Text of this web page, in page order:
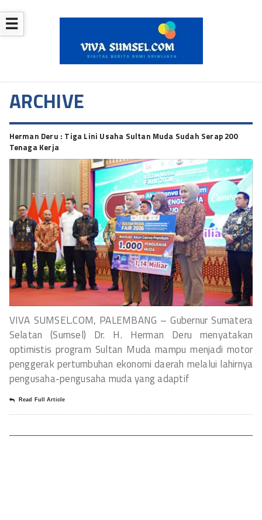
☰
ARCHIVE
Herman Deru : Tiga Lini Usaha Sultan Muda Sudah Serap 200
Tenaga Kerja
VIVA SUMSEL.COM, PALEMBANG – Gubernur Sumatera
Selatan (Sumsel) Dr. H. Herman Deru menyatakan
optimistis program Sultan Muda mampu menjadi motor
penggerak pertumbuhan ekonomi daerah melalui lahirnya
pengusaha-pengusaha muda yang adaptif
Read Full Article